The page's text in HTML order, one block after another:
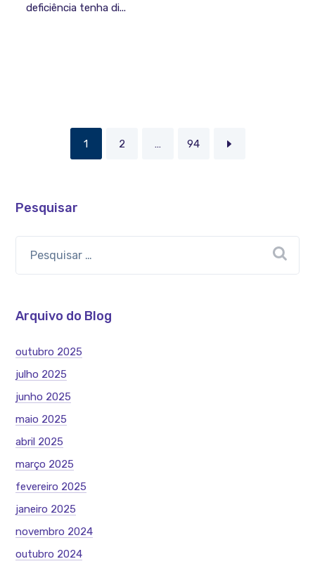
deficiência tenha di...
1 2 … 94
Pesquisar
Arquivo do Blog
outubro 2025
julho 2025
junho 2025
maio 2025
abril 2025
março 2025
fevereiro 2025
janeiro 2025
novembro 2024
outubro 2024